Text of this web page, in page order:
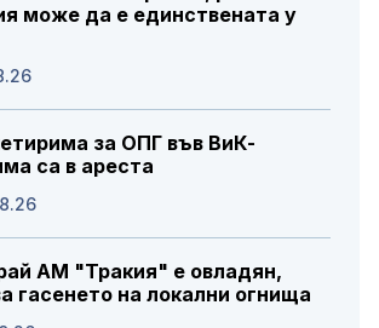
може да е единствената у
за ОПГ във ВиК-
са в ареста
АМ "Тракия" е овладян,
гасенето на локални огнища